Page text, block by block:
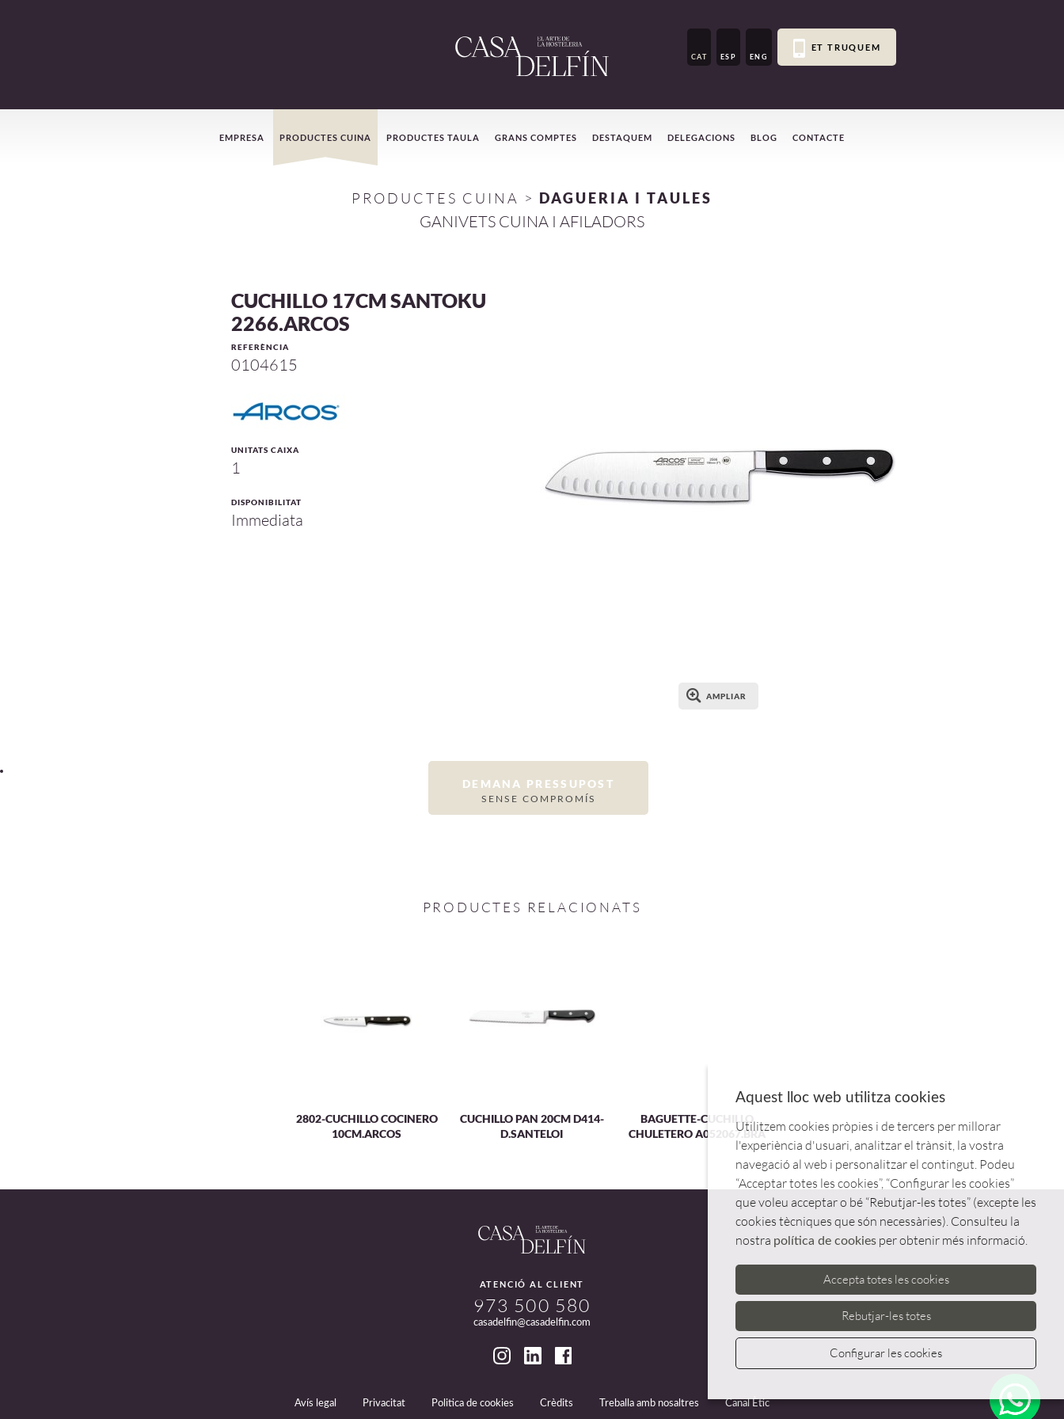
CAT ESP ENG
ET TRUQUEM
MenúEMPRESA PRODUCTES CUINA PRODUCTES TAULA GRANS COMPTES DESTAQUEM DELEGACIONS BLOG CONTACTE
PRODUCTES CUINA > DAGUERIA I TAULES
GANIVETS CUINA I AFILADORS
CUCHILLO 17CM SANTOKU
2266.ARCOS
REFERÈNCIA
0104615
UNITATS CAIXA
1
DISPONIBILITAT
Immediata
AMPLIAR
DEMANA PRESSUPOST
SENSE COMPROMÍS
PRODUCTES RELACIONATS
2802-CUCHILLO COCINERO
10CM.ARCOS
CUCHILLO PAN 20CM D414-
D.SANTELOI
BAGUETTE-CUCHILLO
CHULETERO A052067.BRA
ATENCIÓ AL CLIENT
973 500 580
casadelfin@casadelfin.com
Avís legal Privacitat Politica de cookies Crèdits Treballa amb nosaltres Canal Ètic
Aquest lloc web utilitza cookies
Utilitzem cookies pròpies i de tercers per millorar
l'experiència d'usuari, analitzar el trànsit, la vostra
navegació al web i personalitzar el contingut. Podeu
“Acceptar totes les cookies”, “Configurar les cookies”
que voleu acceptar o bé “Rebutjar-les totes” (excepte les
cookies tècniques que són necessàries). Consulteu la
nostra política de cookies per obtenir més informació.
Accepta totes les cookies
Rebutjar-les totes
Configurar les cookies